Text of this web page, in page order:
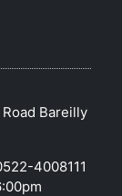
Bareilly
4008111